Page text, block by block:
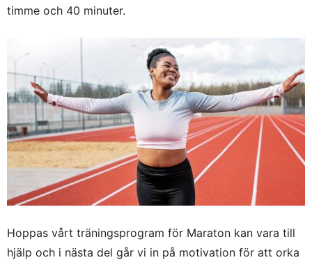
timme och 40 minuter.
Hoppas vårt träningsprogram för Maraton kan vara till
hjälp och i nästa del går vi in på motivation för att orka